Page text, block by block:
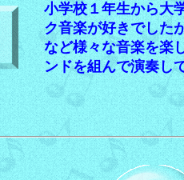
小学校１年生から大
ク音楽が好きでした
など様々な音楽を楽
ンドを組んで演奏し